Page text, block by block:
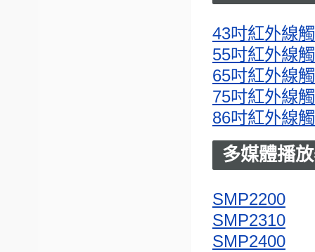
43吋紅外線
55吋紅外線
65吋紅外線
75吋紅外線
86吋紅外線
多媒體播
SMP2200
SMP2310
SMP2400